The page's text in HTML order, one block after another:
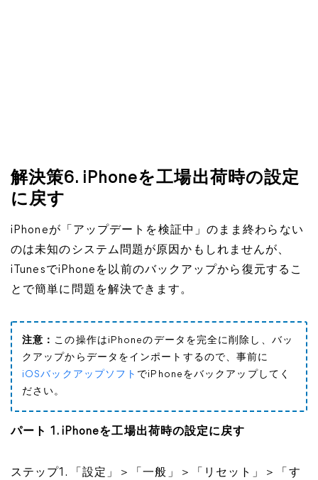
解決策6. iPhoneを工場出荷時の設定
に戻す
iPhoneが「アップデートを検証中」のまま終わらない
のは未知のシステム問題が原因かもしれませんが、
iTunesでiPhoneを以前のバックアップから復元するこ
とで簡単に問題を解決できます。
注意： この操作はiPhoneのデータを完全に削除し、バッ
クアップからデータをインポートするので、事前に
iOSバックアップソフト でiPhoneをバックアップしてく
ださい。
パート 1. iPhoneを工場出荷時の設定に戻す
ステップ1. 「設定」＞「一般」＞「リセット」＞「す